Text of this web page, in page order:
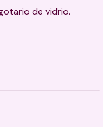
de vidrio.